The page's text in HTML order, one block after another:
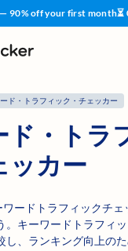
— 90% off your first month⏳
ド・トラフィック・チェッカー
ド・トラ
ッカー
ードトラフィックチェ
。キーワードトラフィ
し、ランキング向上の